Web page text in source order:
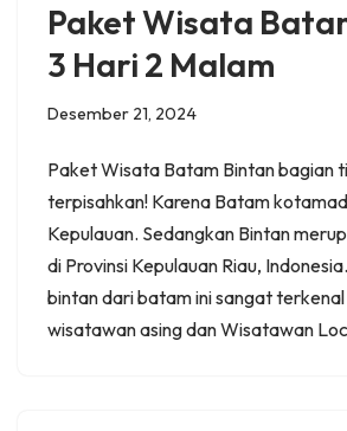
Paket Wisata
3 Hari 2 Malam
Desember 21, 2024
Paket Wisata Batam Bintan bagian
terpisahkan! Karena Batam
Kepulauan. Sedangkan Bintan
di Provinsi Kepulauan Riau,
bintan dari batam ini sangat
wisatawan asing dan Wisatawan